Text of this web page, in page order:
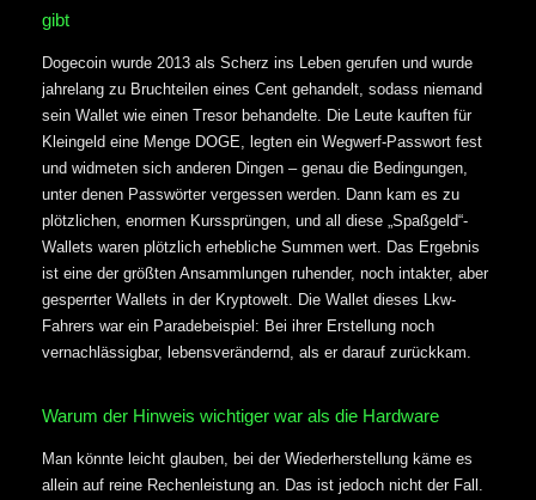
gibt
Dogecoin wurde 2013 als Scherz ins Leben gerufen und wurde
jahrelang zu Bruchteilen eines Cent gehandelt, sodass niemand
sein Wallet wie einen Tresor behandelte. Die Leute kauften für
Kleingeld eine Menge DOGE, legten ein Wegwerf-Passwort fest
und widmeten sich anderen Dingen – genau die Bedingungen,
unter denen Passwörter vergessen werden. Dann kam es zu
plötzlichen, enormen Kurssprüngen, und all diese „Spaßgeld“-
Wallets waren plötzlich erhebliche Summen wert. Das Ergebnis
ist eine der größten Ansammlungen ruhender, noch intakter, aber
gesperrter Wallets in der Kryptowelt. Die Wallet dieses Lkw-
Fahrers war ein Paradebeispiel: Bei ihrer Erstellung noch
vernachlässigbar, lebensverändernd, als er darauf zurückkam.
Warum der Hinweis wichtiger war als die Hardware
Man könnte leicht glauben, bei der Wiederherstellung käme es
allein auf reine Rechenleistung an. Das ist jedoch nicht der Fall.